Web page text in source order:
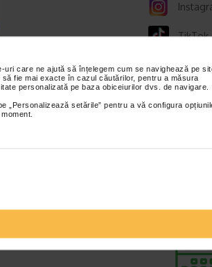
care ne ajută să înțelegem cum se navighează pe
fie mai exacte în cazul căutărilor, pentru a măsura
personalizată pe baza obiceiurilor dvs. de navigare.
„Personalizează setările” pentru a vă configura
TikTok